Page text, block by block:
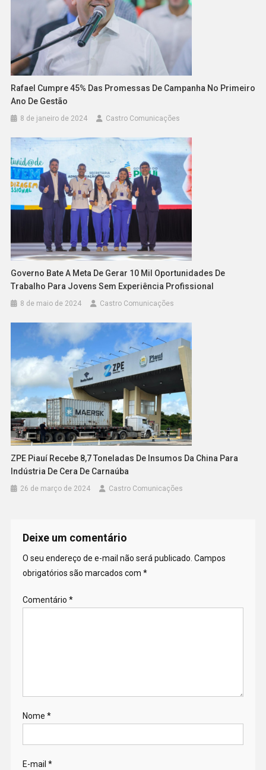
Rafael Cumpre 45% Das Promessas De Campanha No Primeiro
Ano De Gestão
8 de janeiro de 2024 Castro Comunicações
Governo Bate A Meta De Gerar 10 Mil Oportunidades De
Trabalho Para Jovens Sem Experiência Profissional
8 de maio de 2024 Castro Comunicações
ZPE Piauí Recebe 8,7 Toneladas De Insumos Da China Para
Indústria De Cera De Carnaúba
26 de março de 2024 Castro Comunicações
Deixe um comentário
O seu endereço de e-mail não será publicado. Campos
obrigatórios são marcados com *
Comentário *
Nome *
E-mail *